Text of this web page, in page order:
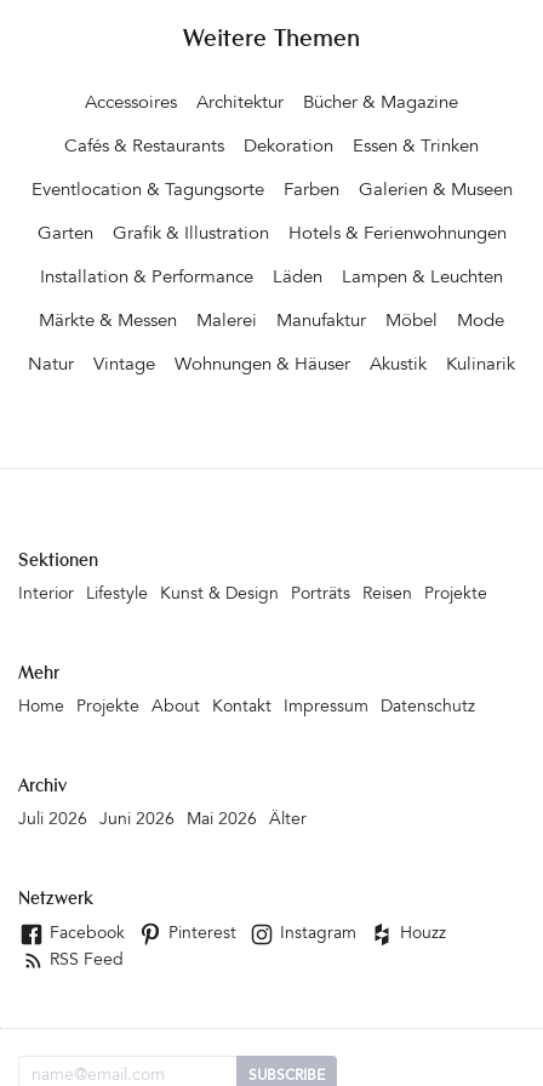
Weitere Themen
Accessoires Architektur Bücher & Magazine
Cafés & Restaurants Dekoration Essen & Trinken
Eventlocation & Tagungsorte Farben Galerien & Museen
Garten Grafik & Illustration Hotels & Ferienwohnungen
Installation & Performance Läden Lampen & Leuchten
Märkte & Messen Malerei Manufaktur Möbel Mode
Natur Vintage Wohnungen & Häuser Akustik Kulinarik
Sektionen
Interior Lifestyle Kunst & Design Porträts Reisen Projekte
Mehr
Home Projekte About Kontakt Impressum Datenschutz
Archiv
Juli 2026 Juni 2026 Mai 2026 Älter
Netzwerk
Facebook Pinterest Instagram
Houzz
RSS Feed
Email Adresse SUBSCRIBE